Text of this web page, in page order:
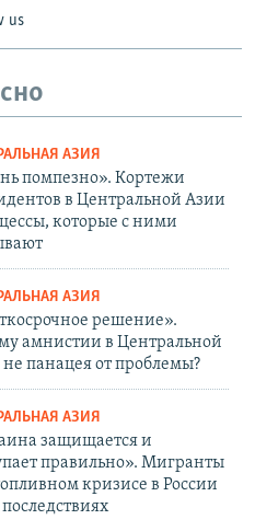
us
АЗИЯ
помпезно». Кортежи
в Центральной Азии
которые с ними
АЗИЯ
решение».
амнистии в Центральной
панацея от проблемы?
АЗИЯ
защищается и
правильно». Мигранты
кризисе в России